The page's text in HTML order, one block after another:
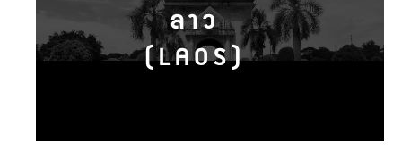
ลาว
(LAOS)